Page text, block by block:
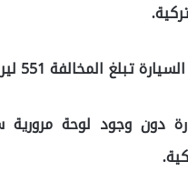
المخالفة 551 ليرة تركية.
دون وجود لوحة مرورية